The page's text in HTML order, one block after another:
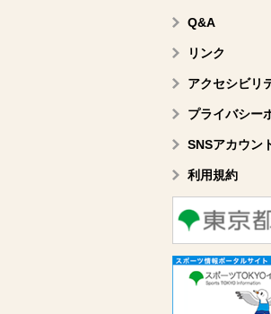
Q&A
リンク
アクセシビリ
プライバシー
SNSアカウン
利用規約